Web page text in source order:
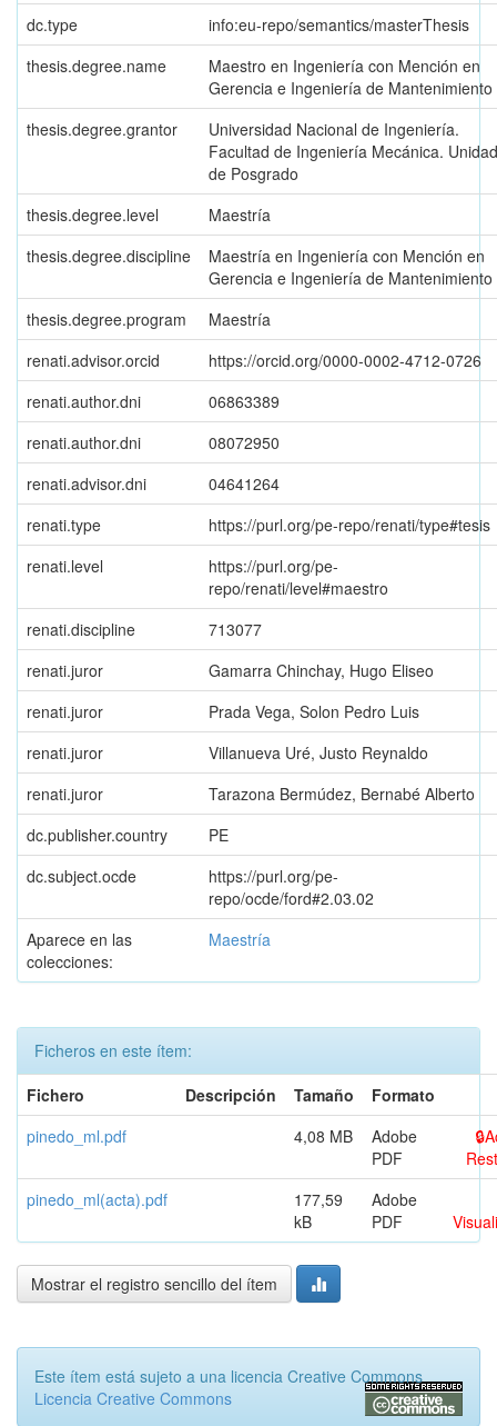
dc.type
info:eu-repo/semantics/masterThesis
thesis.degree.name
Maestro en Ingeniería con Mención en
Gerencia e Ingeniería de Mantenimiento
thesis.degree.grantor
Universidad Nacional de Ingeniería.
Facultad de Ingeniería Mecánica. Unidad
de Posgrado
thesis.degree.level
Maestría
thesis.degree.discipline
Maestría en Ingeniería con Mención en
Gerencia e Ingeniería de Mantenimiento
thesis.degree.program
Maestría
renati.advisor.orcid
https://orcid.org/0000-0002-4712-0726
renati.author.dni
06863389
renati.author.dni
08072950
renati.advisor.dni
04641264
renati.type
https://purl.org/pe-repo/renati/type#tesis
renati.level
https://purl.org/pe-
repo/renati/level#maestro
renati.discipline
713077
renati.juror
Gamarra Chinchay, Hugo Eliseo
renati.juror
Prada Vega, Solon Pedro Luis
renati.juror
Villanueva Uré, Justo Reynaldo
renati.juror
Tarazona Bermúdez, Bernabé Alberto
dc.publisher.country
PE
dc.subject.ocde
https://purl.org/pe-
repo/ocde/ford#2.03.02
Aparece en las
colecciones:
Maestría
Ficheros en este ítem:
Fichero
Descripción Tamaño
Formato
pinedo_ml.pdf
4,08 MB
Adobe
PDF
pinedo_ml(acta).pdf
177,59
kB
Adobe
PDF
Mostrar el registro sencillo del ítem
Este ítem está sujeto a una licencia Creative Commons
Licencia Creative Commons